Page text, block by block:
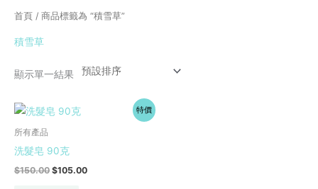
首頁 / 商品標籤為 “積雪草”
積雪草
顯示單一結果
特價
所有產品
洗髮皂 90克
$150.00
原
始
$150.00。
$105.00